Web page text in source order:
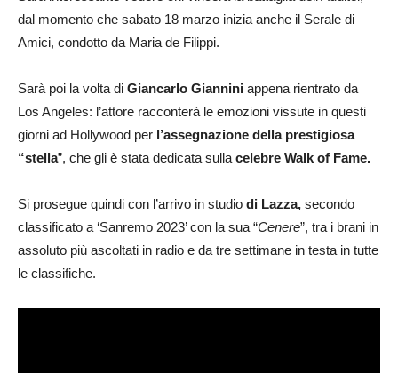
dal momento che sabato 18 marzo inizia anche il Serale di
Amici, condotto da Maria de Filippi.
Sarà poi la volta di Giancarlo Giannini appena rientrato da
Los Angeles: l’attore racconterà le emozioni vissute in questi
giorni ad Hollywood per l’assegnazione della prestigiosa
“stella”, che gli è stata dedicata sulla celebre Walk of Fame.
Si prosegue quindi con l’arrivo in studio di Lazza, secondo
classificato a ‘Sanremo 2023’ con la sua “Cenere”, tra i brani in
assoluto più ascoltati in radio e da tre settimane in testa in tutte
le classifiche.